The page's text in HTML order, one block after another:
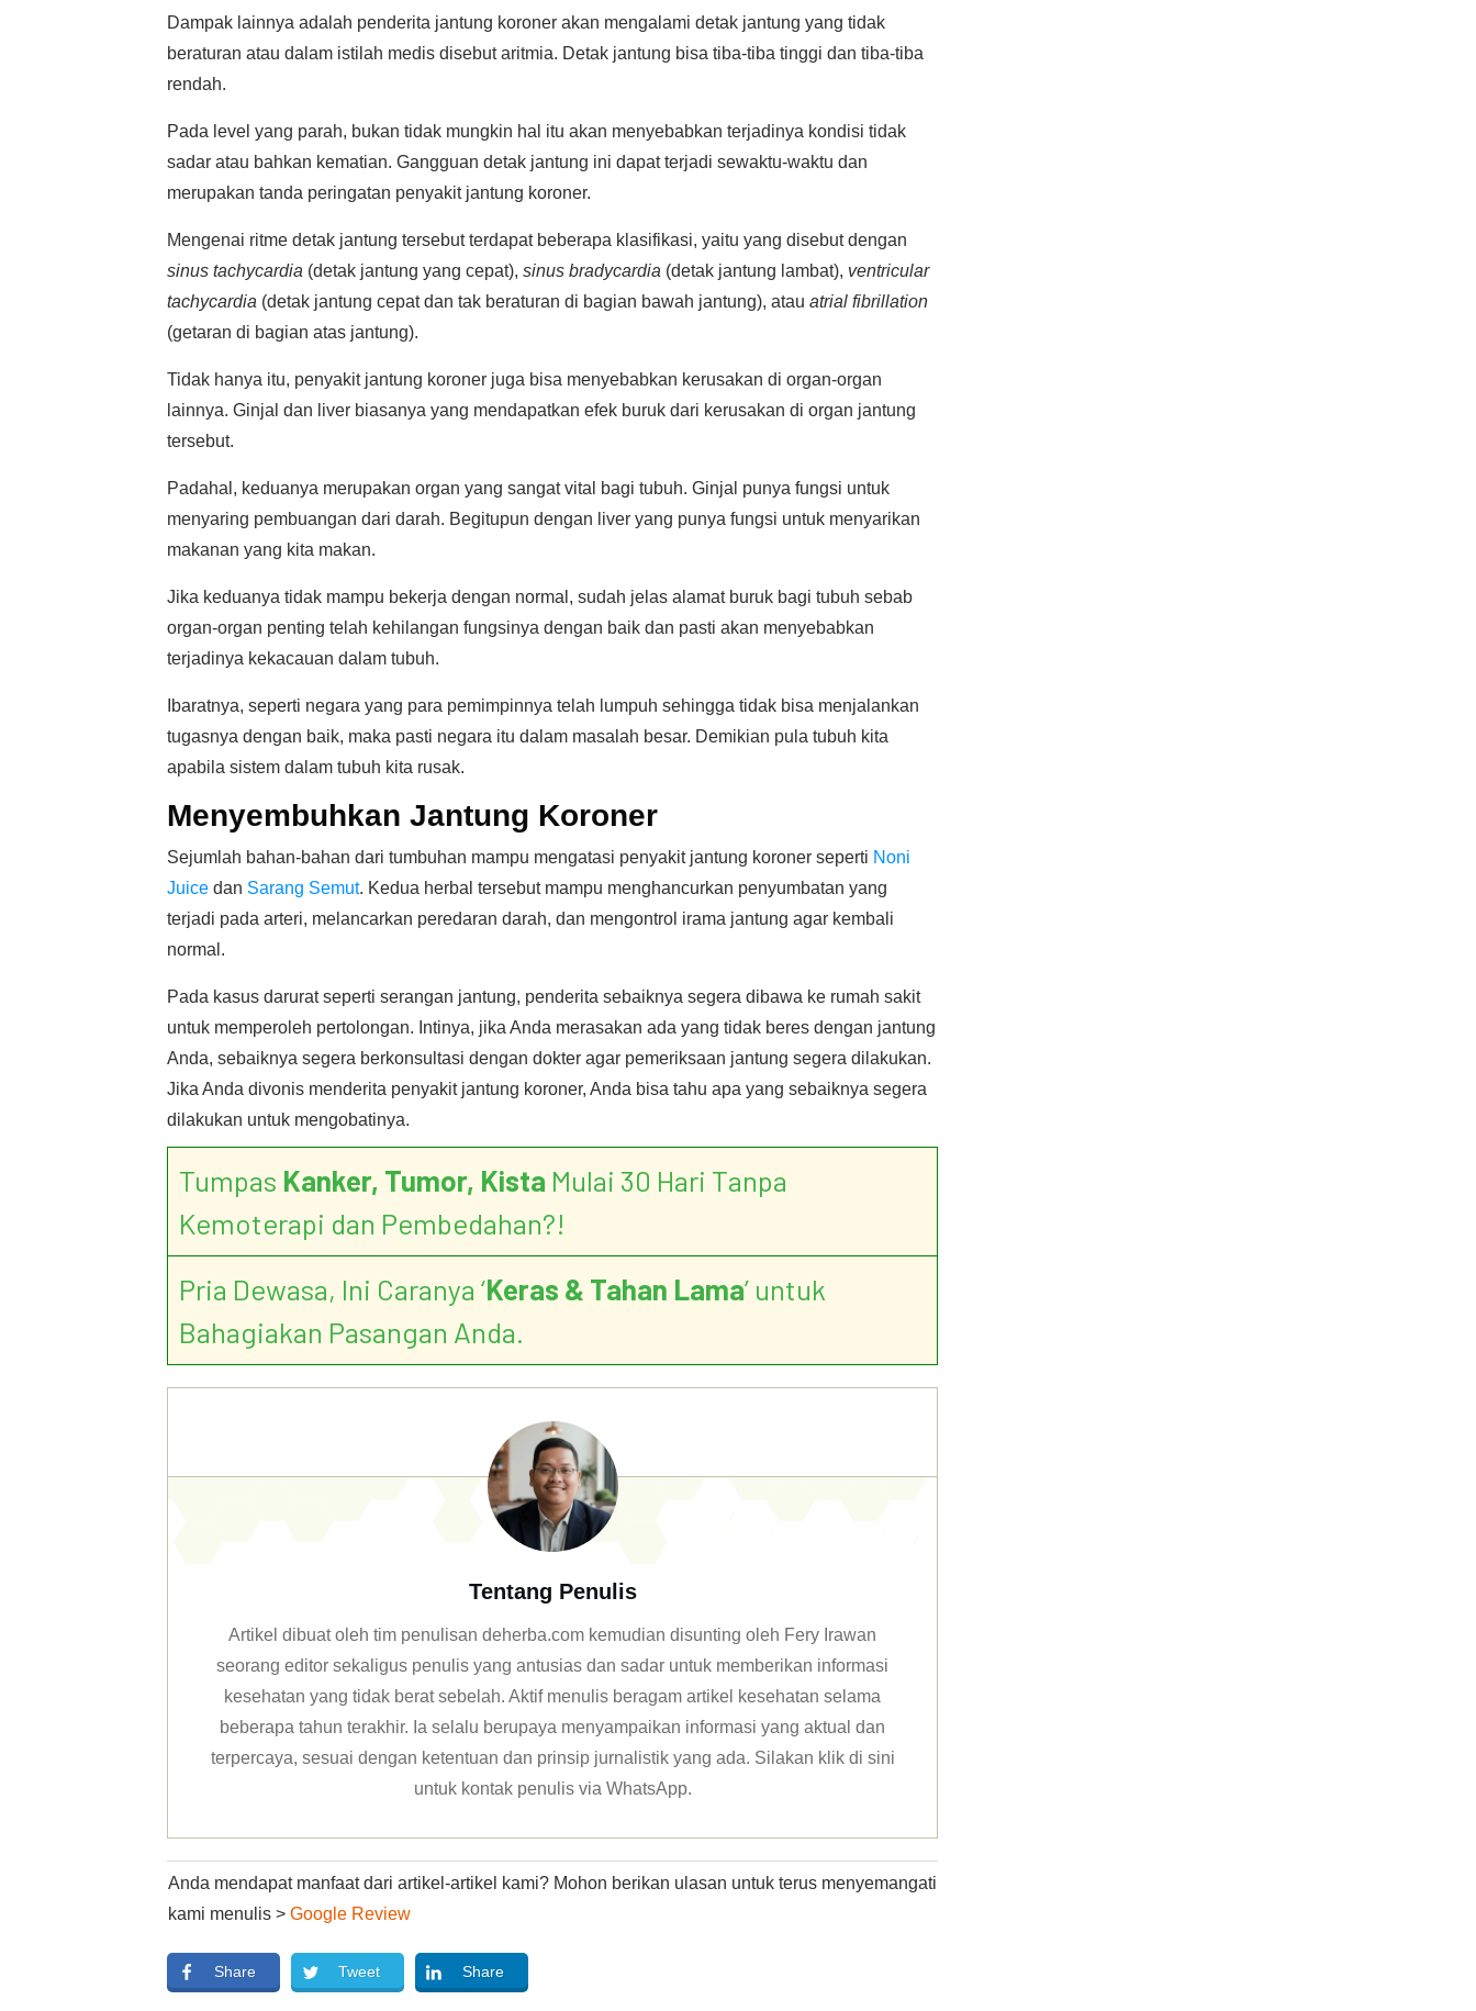
Dampak lainnya adalah penderita jantung koroner akan mengalami detak jantung yang tidak
beraturan atau dalam istilah medis disebut aritmia. Detak jantung bisa tiba-tiba tinggi dan tiba-tiba
rendah.
Pada level yang parah, bukan tidak mungkin hal itu akan menyebabkan terjadinya kondisi tidak
sadar atau bahkan kematian. Gangguan detak jantung ini dapat terjadi sewaktu-waktu dan
merupakan tanda peringatan penyakit jantung koroner.
Mengenai ritme detak jantung tersebut terdapat beberapa klasifikasi, yaitu yang disebut dengan
sinus tachycardia (detak jantung yang cepat), sinus bradycardia (detak jantung lambat), ventricular
tachycardia (detak jantung cepat dan tak beraturan di bagian bawah jantung), atau atrial fibrillation
(getaran di bagian atas jantung).
Tidak hanya itu, penyakit jantung koroner juga bisa menyebabkan kerusakan di organ-organ
lainnya. Ginjal dan liver biasanya yang mendapatkan efek buruk dari kerusakan di organ jantung
tersebut.
Padahal, keduanya merupakan organ yang sangat vital bagi tubuh. Ginjal punya fungsi untuk
menyaring pembuangan dari darah. Begitupun dengan liver yang punya fungsi untuk menyarikan
makanan yang kita makan.
Jika keduanya tidak mampu bekerja dengan normal, sudah jelas alamat buruk bagi tubuh sebab
organ-organ penting telah kehilangan fungsinya dengan baik dan pasti akan menyebabkan
terjadinya kekacauan dalam tubuh.
Ibaratnya, seperti negara yang para pemimpinnya telah lumpuh sehingga tidak bisa menjalankan
tugasnya dengan baik, maka pasti negara itu dalam masalah besar. Demikian pula tubuh kita
apabila sistem dalam tubuh kita rusak.
Menyembuhkan Jantung Koroner
Sejumlah bahan-bahan dari tumbuhan mampu mengatasi penyakit jantung koroner seperti Noni
Juice dan Sarang Semut. Kedua herbal tersebut mampu menghancurkan penyumbatan yang
terjadi pada arteri, melancarkan peredaran darah, dan mengontrol irama jantung agar kembali
normal.
Pada kasus darurat seperti serangan jantung, penderita sebaiknya segera dibawa ke rumah sakit
untuk memperoleh pertolongan. Intinya, jika Anda merasakan ada yang tidak beres dengan jantung
Anda, sebaiknya segera berkonsultasi dengan dokter agar pemeriksaan jantung segera dilakukan.
Jika Anda divonis menderita penyakit jantung koroner, Anda bisa tahu apa yang sebaiknya segera
dilakukan untuk mengobatinya.
Tumpas Kanker, Tumor, Kista Mulai 30 Hari Tanpa
Kemoterapi dan Pembedahan?!
Pria Dewasa, Ini Caranya ‘Keras & Tahan Lama’ untuk
Bahagiakan Pasangan Anda.
Tentang Penulis
Artikel dibuat oleh tim penulisan deherba.com kemudian disunting oleh Fery Irawan
seorang editor sekaligus penulis yang antusias dan sadar untuk memberikan informasi
kesehatan yang tidak berat sebelah. Aktif menulis beragam artikel kesehatan selama
beberapa tahun terakhir. Ia selalu berupaya menyampaikan informasi yang aktual dan
terpercaya, sesuai dengan ketentuan dan prinsip jurnalistik yang ada. Silakan klik di sini
untuk kontak penulis via WhatsApp.
Anda mendapat manfaat dari artikel-artikel kami? Mohon berikan ulasan untuk terus menyemangati
kami menulis > Google Review
Share Tweet Share